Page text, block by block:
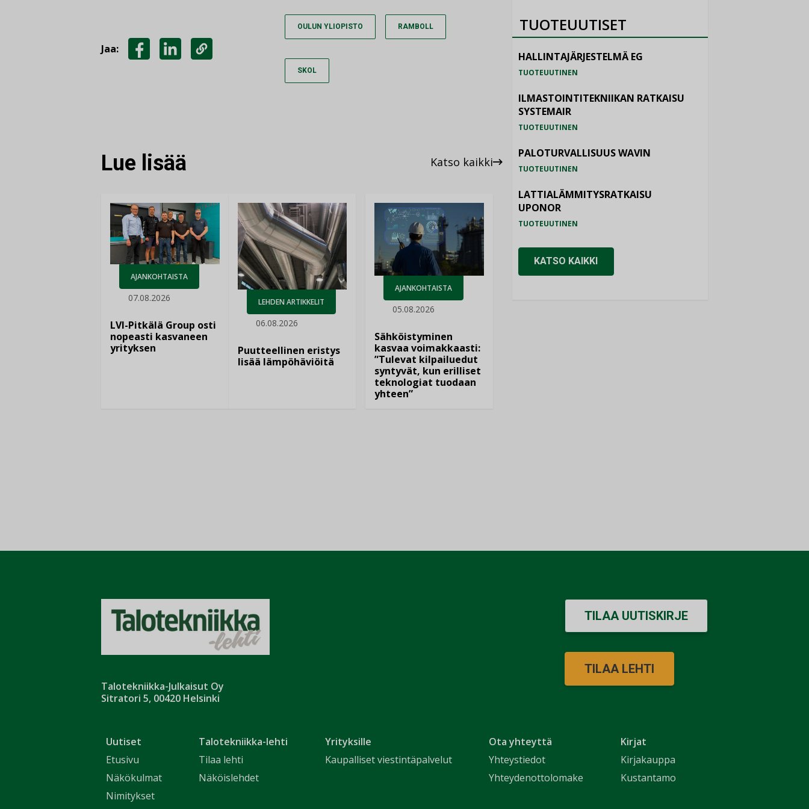
Jaa:
OULUN YLIOPISTO RAMBOLL
SKOL
Lue lisää Katso kaikki
AJANKOHTAISTA
07.08.2026
LVI-Pitkälä Group osti
nopeasti kasvaneen
yrityksen
LEHDEN ARTIKKELIT
06.08.2026
Puutteellinen eristys
lisää lämpöhäviöitä
AJANKOHTAISTA
05.08.2026
Sähköistyminen
kasvaa voimakkaasti:
”Tulevat kilpailuedut
syntyvät, kun erilliset
teknologiat tuodaan
yhteen”
TUOTEUUTISET
HALLINTAJÄRJESTELMÄ EG
TUOTEUUTINEN
ILMASTOINTITEKNIIKAN RATKAISU
SYSTEMAIR
TUOTEUUTINEN
PALOTURVALLISUUS WAVIN
TUOTEUUTINEN
LATTIALÄMMITYSRATKAISU
UPONOR
TUOTEUUTINEN
KATSO KAIKKI
Talotekniikka-Julkaisut Oy
Sitratori 5, 00420 Helsinki
Uutiset
Etusivu
Näkökulmat
Nimitykset
Talotekniikka-lehti
Tilaa lehti
Näköislehdet
Yrityksille
Kaupalliset viestintäpalvelut
Ota yhteyttä
Yhteystiedot
Yhteydenottolomake
Kirjat
Kirjakauppa
Kustantamo
TILAA UUTISKIRJE
TILAA LEHTI